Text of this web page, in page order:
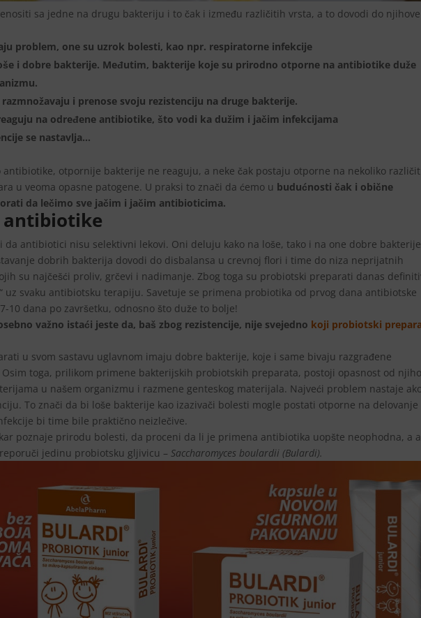
sa jedne na drugu bakteriju i to čak i između različitih vrsta, a to dovodi do
problem, one su uzrok bolesti, kao npr. respiratorne infekcije
i dobre bakterije. Međutim, bakterije koje su prirodno otporne na antibiotike duže
i prenose svoju rezistenciju na druge bakterije.
na određene antibiotike, što vodi ka dužim i jačim infekcijama
se nastavlja…
antibiotike, otpornije bakterije ne reaguju, a neke čak postaju otporne na nekoliko
u veoma opasne patogene. U praksi to znači da ćemo u budućnosti čak i obične
da lečimo sve jačim i jačim antibioticima.
antibiotike
da antibiotici nisu selektivni lekovi. Oni deluju kako na loše, tako i na one dobre
dobrih bakterija dovodi do disbalansa u crevnoj flori i time do niza neprijatnih
su najčešći proliv, grčevi i nadimanje. Zbog toga su probiotski preparati danas
uz svaku antibiotsku terapiju. Savetuje se primena probiotika od prvog dana antibiotske
10 dana po završetku, odnosno što duže to bolje!
važno istaći jeste da, baš zbog rezistencije, nije svejedno koji probiotski
u svom sastavu uglavnom imaju dobre bakterije, koje i same bivaju razgrađene
toga, prilikom primene bakterijskih probiotskih preparata, postoji opasnost od
u našem organizmu i razmene genteskog materijala. Najveći problem nastaje
To znači da bi loše bakterije kao izazivači bolesti mogle postati otporne na delovanje
bi time bile praktično neizlečive.
poznaje prirodu bolesti, da proceni da li je primena antibiotika uopšte neophodna, a
jedinu probiotsku gljivicu – Saccharomyces boulardii (Bulardi).